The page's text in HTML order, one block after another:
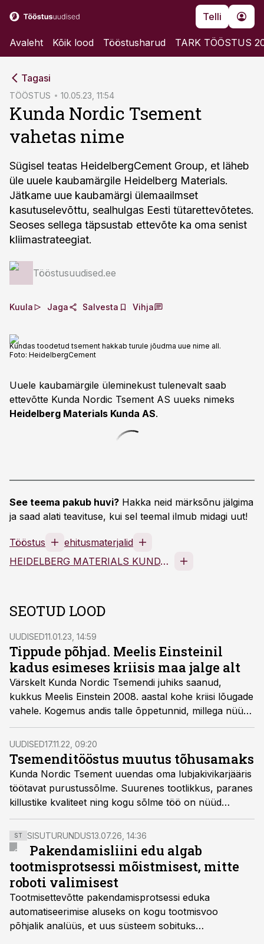
Telli
Avaleht Kõik lood Tööstusharud TARK TÖÖSTUS
Tagasi
TÖÖSTUS 10.05.23, 11:54
Kunda Nordic Tsement
vahetas nime
Sügisel teatas HeidelbergCement Group, et läheb
üle uuele kaubamärgile Heidelberg Materials.
Jätkame uue kaubamärgi ülemaailmset
kasutuselevõttu, sealhulgas Eesti tütarettevõtetes.
Seoses sellega täpsustab ettevõte ka oma senist
kliimastrateegiat.
Tööstusuudised.ee
Kuula Jaga Salvesta Vihja
Kundas toodetud tsement hakkab turule jõudma uue nime all.
Foto: HeidelbergCement
Uuele kaubamärgile üleminekust tulenevalt saab
ettevõtte Kunda Nordic Tsement AS uueks nimeks
Heidelberg Materials Kunda AS.
See teema pakub huvi? Hakka neid märksõnu jälgima
ja saad alati teavituse, kui sel teemal ilmub midagi uut!
Tööstus
ehitusmaterjalid
HEIDELBERG MATERIALS KUNDA AS
SEOTUD LOOD
UUDISED11.01.23, 14:59
Tippude põhjad. Meelis Einsteinil
kadus esimeses kriisis maa jalge alt
Värskelt Kunda Nordic Tsemendi juhiks saanud,
kukkus Meelis Einstein 2008. aastal kohe kriisi lõugade
vahele. Kogemus andis talle õppetunnid, millega nüüd
raskemale ajale vastu minna.
UUDISED17.11.22, 09:20
Tsemenditööstus muutus tõhusamaks
Kunda Nordic Tsement uuendas oma lubjakivikarjääris
töötavat purustussõlme. Suurenes tootlikkus, paranes
killustike kvaliteet ning kogu sõlme töö on nüüd
paindlikum ja ressursitõhusam.
ST SISUTURUNDUS13.07.26, 14:36
Pakendamisliini edu algab
tootmisprotsessi mõistmisest, mitte
roboti valimisest
Tootmisettevõtte pakendamisprotsessi eduka
automatiseerimise aluseks on kogu tootmisvoo
põhjalik analüüs, et uus süsteem sobituks